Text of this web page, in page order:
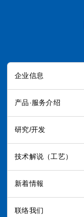
企业信息
产品·服务介绍
研究/开发
技术解说（工艺）
新着情報
联络我们